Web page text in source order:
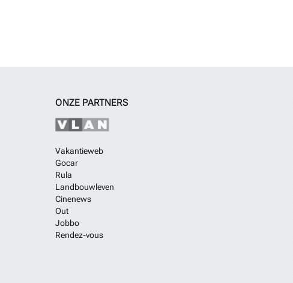
ONZE PARTNERS
Vakantieweb
Gocar
Rula
Landbouwleven
Cinenews
Out
Jobbo
Rendez-vous